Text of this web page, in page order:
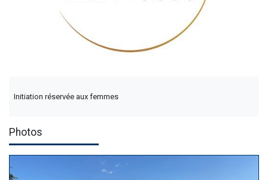
Initiation réservée aux femmes
Photos